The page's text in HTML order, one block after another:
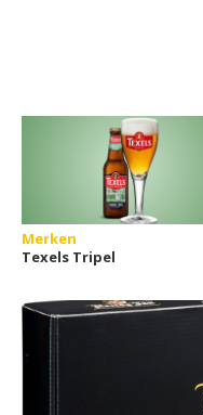
Merken
Texels Tripel